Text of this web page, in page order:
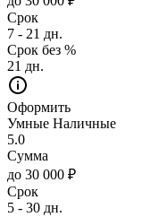
Срок
7 - 21 дн.
Срок без %
21 дн.
Оформить
Умные Наличные
5.0
Сумма
до 30 000 ₽
Срок
5 - 30 дн.